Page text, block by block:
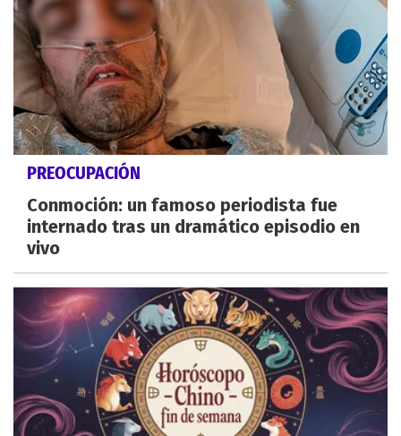
PREOCUPACIÓN
Conmoción: un famoso periodista fue
internado tras un dramático episodio en
vivo